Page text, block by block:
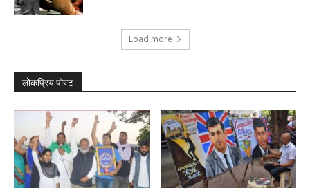
Load more
लोकप्रिय पोस्ट